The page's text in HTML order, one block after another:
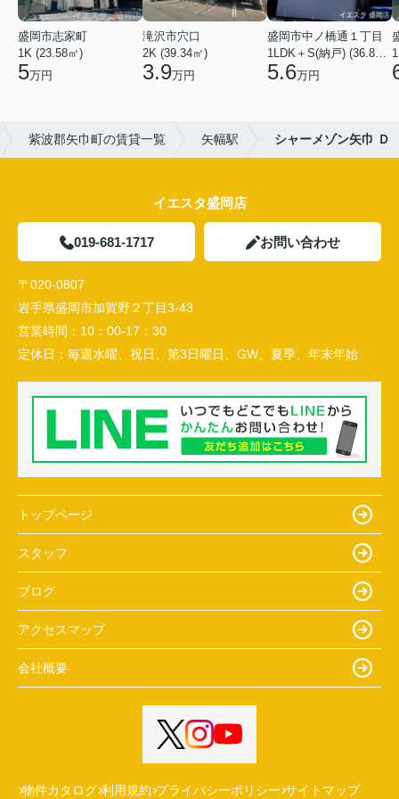
盛岡市志家町
1K (23.58㎡)
5万円
滝沢市穴口
2K (39.34㎡)
3.9万円
盛岡市中ノ橋通１丁目
1LDK＋S(納戸) (36.80㎡)
5.6万円
紫波郡矢巾町の賃貸一覧 矢幅駅 シャーメゾン矢巾 Ｄ
イエスタ盛岡店
019-681-1717 お問い合わせ
〒020-0807
岩手県盛岡市加賀野２丁目3-43
営業時間： 10：00-17：30
定休日： 毎週水曜、祝日、第3日曜日、GW、夏季、年末年始
トップページ
スタッフ
ブログ
アクセスマップ
会社概要
物件カタログ 利用規約 プライバシーポリシー サイトマップ